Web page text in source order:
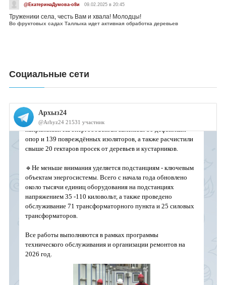
@ЕкатеринаДумова-о8и 09.02.2025 в 20:45
Труженики села, честь Вам и хвала! Молодцы!
Во фруктовых садах Таллыка идет активная обработка деревьев
Социальные сети